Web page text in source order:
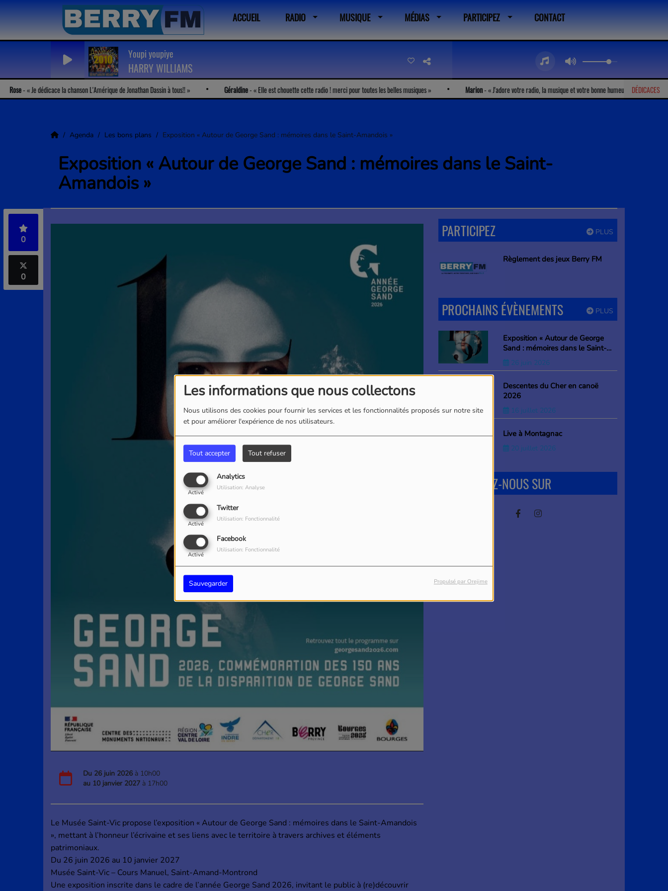
Les informations que nous collectons
Nous utilisons des cookies pour fournir les services et les fonctionnalités proposés sur notre site
et pour améliorer l'expérience de nos utilisateurs.
Tout accepter Tout refuser
Analytics
Activé
Utilisation: Analyse
Twitter
Activé
Utilisation: Fonctionnalité
Facebook
Activé
Utilisation: Fonctionnalité
Sauvegarder Propulsé par Orejime
ACCUEIL RADIO MUSIQUE MÉDIAS PARTICIPEZ CONTACT
Youpi youpiye
HARRY WILLIAMS
DÉDICACES
Je dédicace la chanson L'Amérique de Jonathan Dassin à tous!! Géraldine - Elle est chouette cette radio ! merci pour toutes les belles musiques Marion J'adore votre radio, la musique et votre bonne humeur ! Patricia
Agenda Les bons plans Exposition « Autour de George Sand : mémoires dans le Saint-Amandois »
Exposition « Autour de George Sand : mémoires dans le Saint-
Amandois »
0
0
Du 26 juin 2026 à 10h00
au 10 janvier 2027 à 17h00
Le Musée Saint-Vic propose l’exposition « Autour de George Sand : mémoires dans le Saint-Amandois
», mettant à l’honneur l’écrivaine et ses liens avec le territoire à travers archives et éléments
patrimoniaux.
Du 26 juin 2026 au 10 janvier 2027
Musée Saint-Vic – Cours Manuel, Saint-Amand-Montrond
Une exposition inscrite dans le cadre de l’année George Sand 2026, invitant le public à (re)découvrir
PLUS
PARTICIPEZ
Règlement des jeux Berry FM
PLUS
PROCHAINS ÉVÈNEMENTS
Exposition « Autour de George
Sand : mémoires dans le Saint-
Amandois »
26 juin 2026
Descentes du Cher en canoë
2026
16 juillet 2026
Live à Montagnac
20 juillet 2026
RETROUVEZ-NOUS SUR